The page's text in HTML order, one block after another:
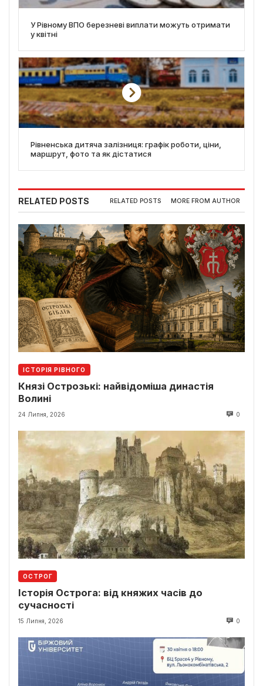
У Рівному ВПО березневі виплати можуть отримати
у квітні
Рівненська дитяча залізниця: графік роботи, ціни,
маршрут, фото та як дістатися
RELATED POSTS RELATED POSTS MORE FROM AUTHOR
ІСТОРІЯ РІВНОГО
Князі Острозькі: найвідоміша династія
Волині
24 Липня, 2026 0
ОСТРОГ
Історія Острога: від княжих часів до
сучасності
15 Липня, 2026 0